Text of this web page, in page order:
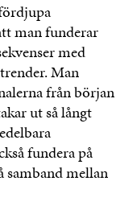
man funderar
med
Man
från början
ut så långt
fundera på
samband mellan